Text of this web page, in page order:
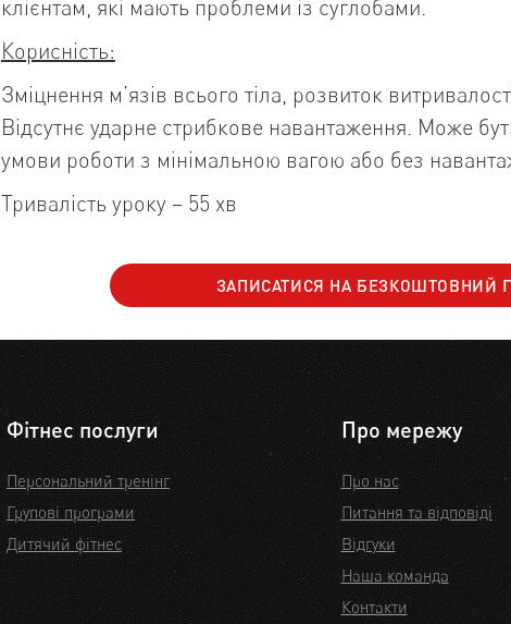
клієнтам, які мають проблеми із суглобами.
Корисність:
Зміцнення м’язів всього тіла, розвиток
Відсутнє ударне стрибкове навантаження. Може
умови роботи з мінімальною вагою або без
Тривалість уроку – 55 хв
ЗАПИСАТИСЯ НА БЕЗКОШТОВНИЙ
Фітнес послуги
Персональний тренінг
Групові програми
Дитячий фітнес
Про мережу
Про нас
Питання та відповіді
Відгуки
Наша команда
Контакти